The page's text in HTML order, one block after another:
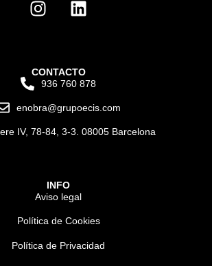
CONTACTO
936 760 878
enobra@grupoecis.com
IV, 78-84, 3-3. 08005 Barcelona
INFO
Aviso legal
Política de Cookies
Política de Privacidad